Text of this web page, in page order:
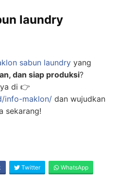
laundry
sabun laundry yang
dan siap produksi?
di 👉
info-maklon/ dan wujudkan
sekarang!
Twitter WhatsApp